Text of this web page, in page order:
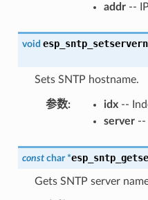
addr--
void
Sets SNTP hostname.
参数: idx--
server--
const char *
Gets SNTP server